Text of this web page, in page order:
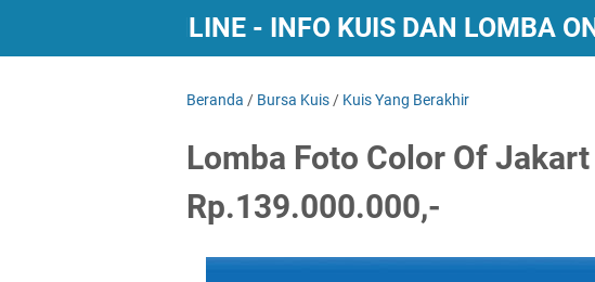
KUIS ONLINE - INFO KUIS DAN LOMBA
Beranda / Bursa Kuis / Kuis Yang Berakhir
Lomba Foto Color Of
Rp.139.000.000,-